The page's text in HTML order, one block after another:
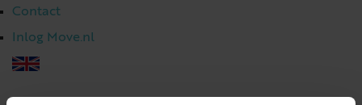
Contact
Inlog Move.nl